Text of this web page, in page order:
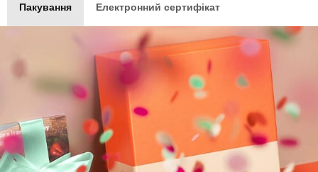
Пакування Електронний сертифікат